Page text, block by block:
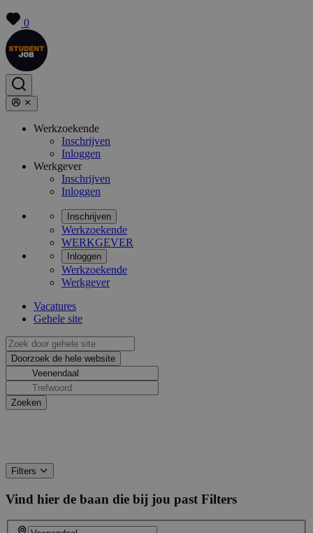
0
Werkzoekende
Inschrijven
Inloggen
Werkgever
Inschrijven
Inloggen
Inschrijven
Werkzoekende
WERKGEVER
Inloggen
Werkzoekende
Werkgever
Vacatures
Gehele site
Filters
Vind hier de baan die bij jou past Filters